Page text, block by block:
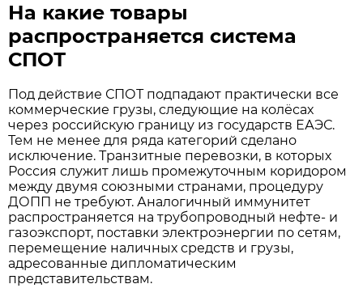
На какие товары
распространяется система
СПОТ
Под действие СПОТ подпадают практически все
коммерческие грузы, следующие на колёсах
через российскую границу из государств ЕАЭС.
Тем не менее для ряда категорий сделано
исключение. Транзитные перевозки, в которых
Россия служит лишь промежуточным коридором
между двумя союзными странами, процедуру
ДОПП не требуют. Аналогичный иммунитет
распространяется на трубопроводный нефте- и
газоэкспорт, поставки электроэнергии по сетям,
перемещение наличных средств и грузы,
адресованные дипломатическим
представительствам.